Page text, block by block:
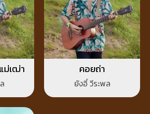
ม่เฒ่า คอยถ่า
ยังอี้ วีระพล